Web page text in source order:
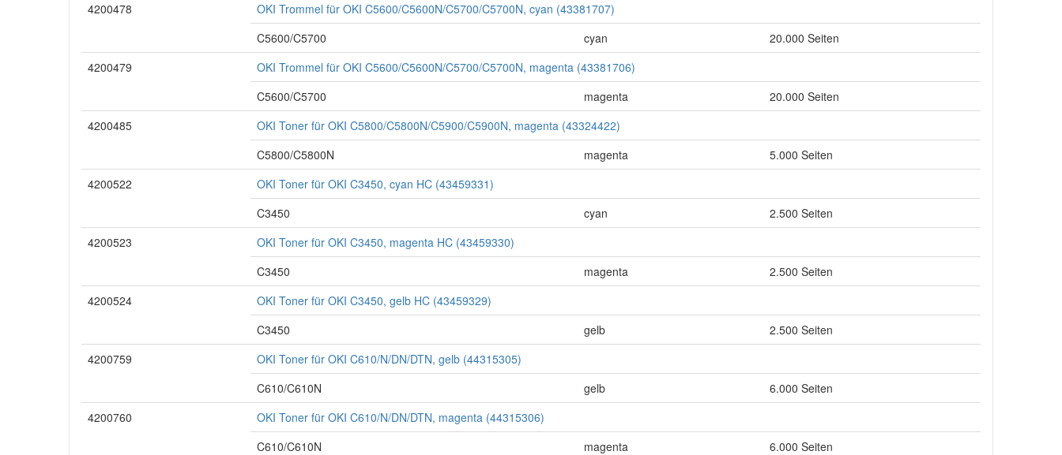
4200478
OKI Trommel für OKI C5600/C5600N/C5700/C5700N, cyan (43381707)
C5600/C5700
cyan
20.000 Seiten
4200479
OKI Trommel für OKI C5600/C5600N/C5700/C5700N, magenta (43381706)
C5600/C5700
magenta
20.000 Seiten
4200485
OKI Toner für OKI C5800/C5800N/C5900/C5900N, magenta (43324422)
C5800/C5800N
magenta
5.000 Seiten
4200522
OKI Toner für OKI C3450, cyan HC (43459331)
C3450
cyan
2.500 Seiten
4200523
OKI Toner für OKI C3450, magenta HC (43459330)
C3450
magenta
2.500 Seiten
4200524
OKI Toner für OKI C3450, gelb HC (43459329)
C3450
gelb
2.500 Seiten
4200759
OKI Toner für OKI C610/N/DN/DTN, gelb (44315305)
C610/C610N
gelb
6.000 Seiten
4200760
OKI Toner für OKI C610/N/DN/DTN, magenta (44315306)
C610/C610N
magenta
6.000 Seiten